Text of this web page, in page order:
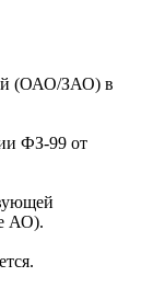
(ОАО/ЗАО) в
ФЗ-99 от
АО).